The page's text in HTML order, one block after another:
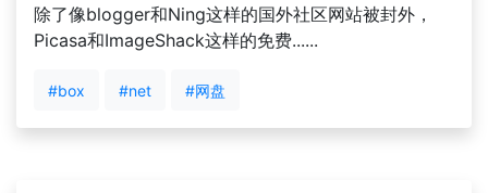
除了像blogger和Ning这样的国外社区网站被封外，
Picasa和ImageShack这样的免费......
#box #net #网盘